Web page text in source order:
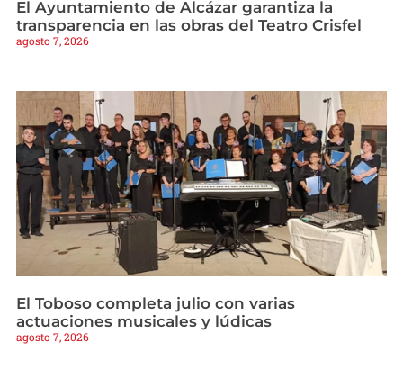
El Ayuntamiento de Alcázar garantiza la
transparencia en las obras del Teatro Crisfel
agosto 7, 2026
El Toboso completa julio con varias
actuaciones musicales y lúdicas
agosto 7, 2026